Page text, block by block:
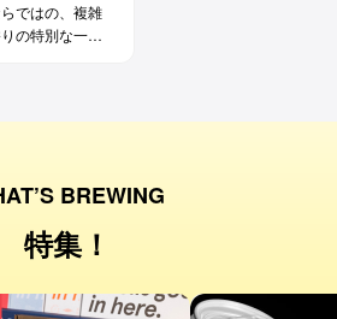
ではの、複雑
の特別な一杯
BREWING
特集！